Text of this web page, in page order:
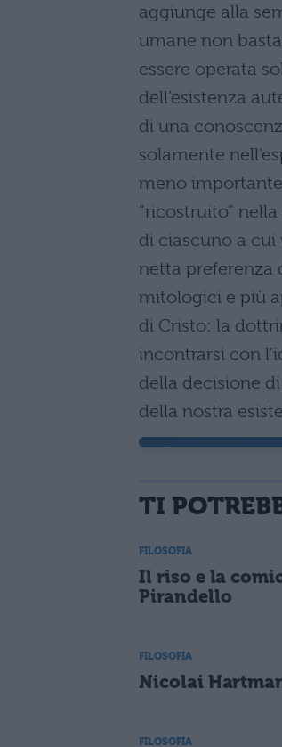
aggiunge alla
umane non
essere operata
dell’esistenza
di una
solamente
meno importante
“ricostruito”
di ciascuno a cui
netta preferenza
mitologici e più
di Cristo: la
incontrarsi con
della decisione
della nostra
TI
FILOSOFIA
Il riso e la
Pirandello
FILOSOFIA
Nicolai
FILOSOFIA